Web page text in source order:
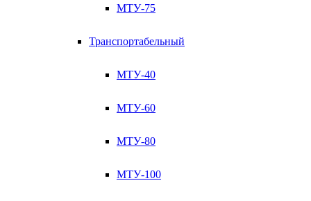
МТУ-75
Транспортабельный
МТУ-40
МТУ-60
МТУ-80
МТУ-100